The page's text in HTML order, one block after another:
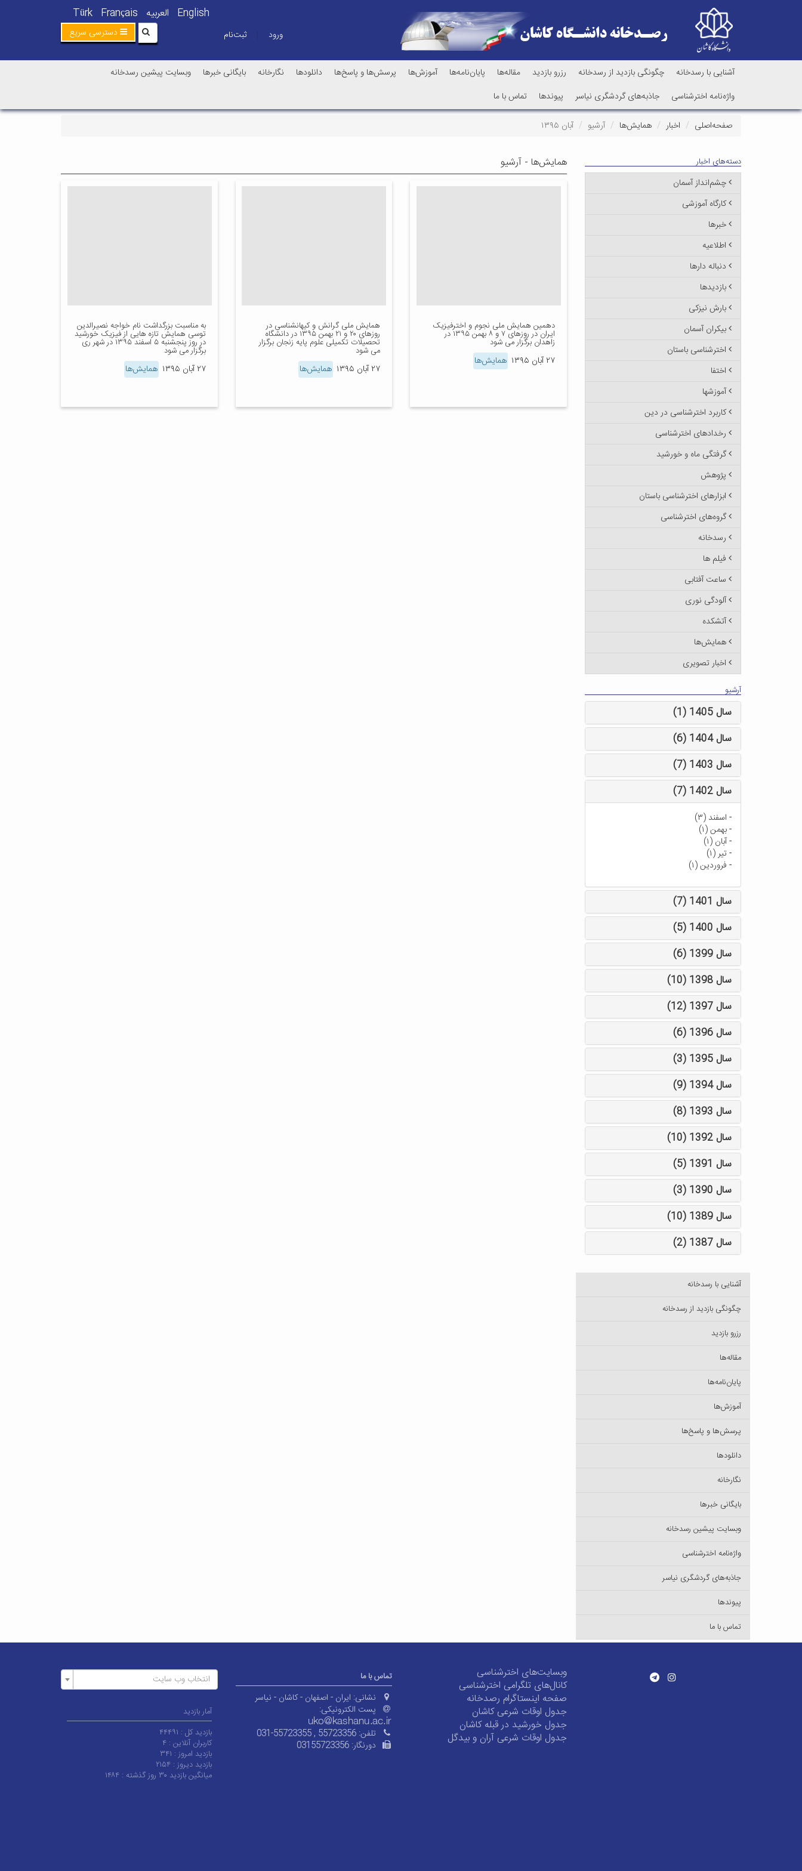
English العربیه Français
Türk
ورود | ثبت‌نام دسترسی سریع
آشنایی با رسدخانه چگونگی بازدید از رسدخانه رزرو بازدید مقاله‌ها پایان‌نامه‌ها آموزش‌ها پرسش‌ها و پاسخ‌ها دانلودها نگارخانه بایگانی خبرها
وبسایت پیشین رسدخانه
واژه‌نامه اخترشناسی
جاذبه‌های گردشگری نیاسر پیوندها تماس با ما
صفحه‌اصلی اخبار همایش‌ها آرشیو آبان ۱۳۹۵
همایش‌ها - آرشیو
دهمین همایش ملی نجوم و اخترفیزیک
ایران در روزهای ۷ و ۸ بهمن ۱۳۹۵ در
زاهدان برگزار می شود
۲۷ آبان ۱۳۹۵ همایش‌ها
همایش ملی گرانش و کیهانشناسی در
روزهای ۲۰ و ۲۱ بهمن ۱۳۹۵ در دانشگاه
تحصیلات تکمیلی علوم پایه زنجان برگزار
می شود
۲۷ آبان ۱۳۹۵ همایش‌ها
به مناسبت بزرگداشت نام خواجه نصیرالدین
توسی همایش تازه هایی از فیزیک خورشید
در روز پنجشنبه ۵ اسفند ۱۳۹۵ در شهر ری
برگزار می شود
۲۷ آبان ۱۳۹۵ همایش‌ها
دسته‌های اخبار
چشم‌انداز آسمان
کارگاه آموزشی
خبرها
اطلاعیه
دنباله دارها
بازدیدها
بارش نیزکی
بیکران آسمان
اخترشناسی باستان
اختفا
آموزشها
کاربرد اخترشناسی در دین
رخدادهای اخترشناسی
گرفتگی ماه و خورشید
پژوهش
ابزارهای اخترشناسی باستان
گروه‌های اخترشناسی
رسدخانه
فیلم ها
ساعت آفتابی
آلودگی نوری
آتشکده
همایش‌ها
اخبار تصویری
آرشیو
سال 1405 (1)
سال 1404 (6)
سال 1403 (7)
سال 1402 (7)
- اسفند (۳)
-بهمن (۱)
-آبان (۱)
-تیر (۱)
- فروردین (۱)
سال 1401 (7)
سال 1400 (5)
سال 1399 (6)
سال 1398 (10)
سال 1397 (12)
سال 1396 (6)
سال 1395 (3)
سال 1394 (9)
سال 1393 (8)
سال 1392 (10)
سال 1391 (5)
سال 1390 (3)
سال 1389 (10)
سال 1387 (2)
آشنایی با رسدخانه
چگونگی بازدید از رسدخانه
رزرو بازدید
مقاله‌ها
پایان‌نامه‌ها
آموزش‌ها
پرسش‌ها و پاسخ‌ها
دانلودها
نگارخانه
بایگانی خبرها
وبسایت پیشین رسدخانه
واژه‌نامه اخترشناسی
جاذبه‌های گردشگری نیاسر
پیوندها
تماس با ما
وبسایت‌های اخترشناسی
کانال‌های تلگرامی اخترشناسی
صفحه اینستاگرام رصدخانه
جدول اوقات شرعی کاشان
جدول خورشید در قبله کاشان
جدول اوقات شرعی آران و بیدگل
تماس با ما
نشانی: ایران - اصفهان - کاشان - نیاسر
پست الکترونیکی:
تلفن: 031-55723355 , 55723356
دورنگار: 03155723356
انتخاب وب سایت
آمار بازدید
بازدید کل : ۴۴۴۹۱
کاربران آنلاین : ۴
بازدید امروز : ۳۴۱
بازدید دیروز : ۲۱۵۴
میانگین بازدید ۳۰ روز گذشته :
۱۴۸۴